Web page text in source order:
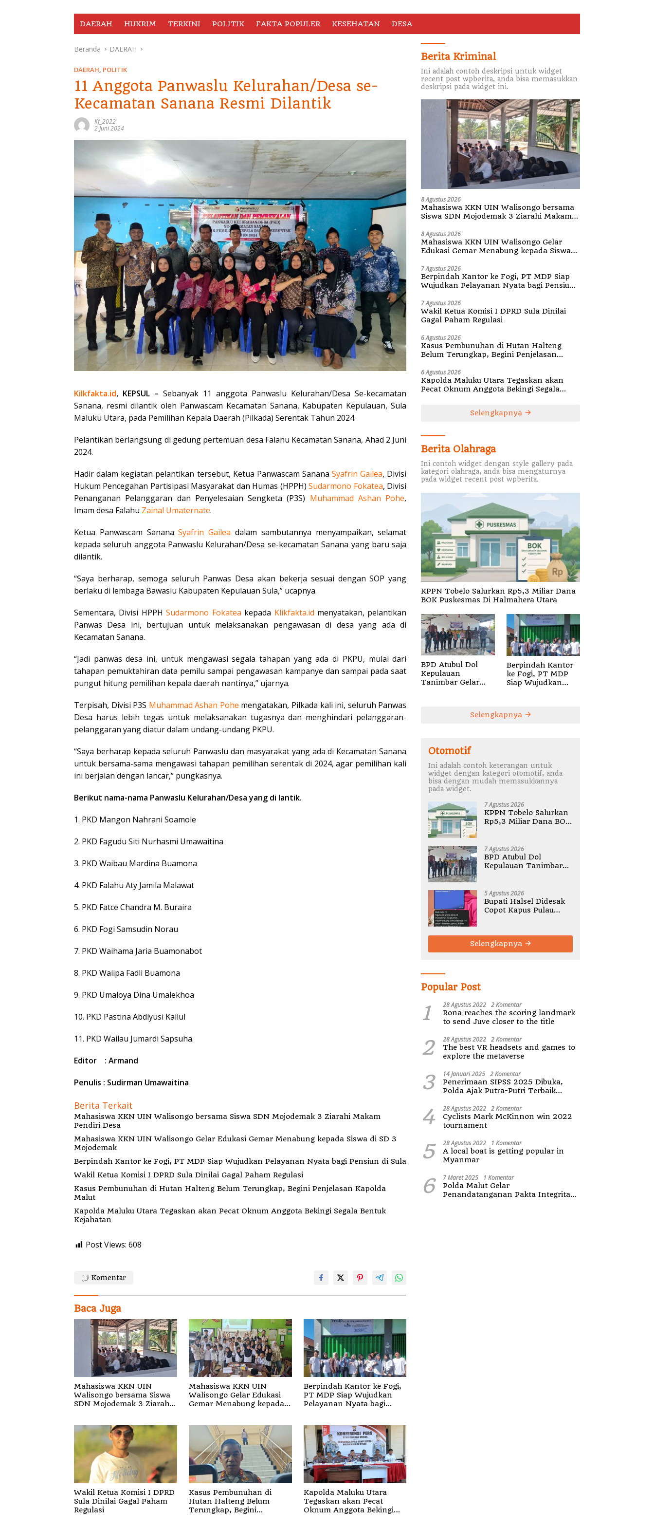
DAERAH HUKRIM TERKINI POLITIK FAKTA POPULER KESEHATAN DESA
Beranda DAERAH
DAERAH, POLITIK
11 Anggota Panwaslu Kelurahan/Desa se-
Kecamatan Sanana Resmi Dilantik
Kf_2022
2 Juni 2024
Kilkfakta.id, KEPSUL – Sebanyak 11 anggota Panwaslu Kelurahan/Desa Se-kecamatan
Sanana, resmi dilantik oleh Panwascam Kecamatan Sanana, Kabupaten Kepulauan, Sula
Maluku Utara, pada Pemilihan Kepala Daerah (Pilkada) Serentak Tahun 2024.
Pelantikan berlangsung di gedung pertemuan desa Falahu Kecamatan Sanana, Ahad 2 Juni
2024.
Hadir dalam kegiatan pelantikan tersebut, Ketua Panwascam SananaSyafrin Gailea, Divisi
Hukum Pencegahan Partisipasi Masyarakat dan Humas (HPPH)Sudarmono Fokatea, Divisi
Penanganan Pelanggaran dan Penyelesaian Sengketa (P3S) Muhammad Ashan Pohe,
Imam desa Falahu Zainal Umaternate.
Ketua Panwascam SananaSyafrin Gailea dalam sambutannya menyampaikan, selamat
kepada seluruh anggota Panwaslu Kelurahan/Desa se-kecamatan Sanana yang baru saja
dilantik.
“Saya berharap, semoga seluruh Panwas Desa akan bekerja sesuai dengan SOP yang
berlaku di lembaga Bawaslu Kabupaten Kepulauan Sula,” ucapnya.
Sementara, Divisi HPPHSudarmono Fokatea kepada Klikfakta.id menyatakan, pelantikan
Panwas Desa ini, bertujuan untuk melaksanakan pengawasan di desa yang ada di
Kecamatan Sanana.
“Jadi panwas desa ini, untuk mengawasi segala tahapan yang ada di PKPU, mulai dari
tahapan pemuktahiran data pemilu sampai pengawasan kampanye dan sampai pada saat
pungut hitung pemilihan kepala daerah nantinya,” ujarnya.
Terpisah, Divisi P3S Muhammad Ashan Pohe mengatakan, Pilkada kali ini, seluruh Panwas
Desa harus lebih tegas untuk melaksanakan tugasnya dan menghindari pelanggaran-
pelanggaran yang diatur dalam undang-undang PKPU.
“Saya berharap kepada seluruh Panwaslu dan masyarakat yang ada di Kecamatan Sanana
untuk bersama-sama mengawasi tahapan pemilihan serentak di 2024, agar pemilihan kali
ini berjalan dengan lancar,” pungkasnya.
Berikut nama-nama Panwaslu Kelurahan/Desa yang di lantik.
1. PKD Mangon Nahrani Soamole
2. PKD Fagudu Siti Nurhasmi Umawaitina
3. PKD Waibau Mardina Buamona
4. PKD Falahu Aty Jamila Malawat
5. PKD Fatce Chandra M. Buraira
6. PKD Fogi Samsudin Norau
7. PKD Waihama Jaria Buamonabot
8. PKD Waiipa Fadli Buamona
9. PKD Umaloya Dina Umalekhoa
10. PKD Pastina Abdiyusi Kailul
11. PKD Wailau Jumardi Sapsuha.
Editor : Armand
Penulis : Sudirman Umawaitina
Berita Terkait
Mahasiswa KKN UIN Walisongo bersama Siswa SDN Mojodemak 3 Ziarahi Makam
Pendiri Desa
Mahasiswa KKN UIN Walisongo Gelar Edukasi Gemar Menabung kepada Siswa di SD 3
Mojodemak
Berpindah Kantor ke Fogi, PT MDP Siap Wujudkan Pelayanan Nyata bagi Pensiun di Sula
Wakil Ketua Komisi I DPRD Sula Dinilai Gagal Paham Regulasi
Kasus Pembunuhan di Hutan Halteng Belum Terungkap, Begini Penjelasan Kapolda
Malut
Kapolda Maluku Utara Tegaskan akan Pecat Oknum Anggota Bekingi Segala Bentuk
Kejahatan
Post Views: 608
Komentar
Baca Juga
Mahasiswa KKN UIN
Walisongo bersama Siswa
SDN Mojodemak 3 Ziarahi
Mahasiswa KKN UIN
Walisongo Gelar Edukasi
Gemar Menabung kepada
Berpindah Kantor ke Fogi,
PT MDP Siap Wujudkan
Pelayanan Nyata bagi
Wakil Ketua Komisi I DPRD
Sula Dinilai Gagal Paham
Regulasi
Kasus Pembunuhan di
Hutan Halteng Belum
Terungkap, Begini
Kapolda Maluku Utara
Tegaskan akan Pecat
Oknum Anggota Bekingi
Berita Kriminal
Ini adalah contoh deskripsi untuk widget
recent post wpberita, anda bisa memasukkan
deskripsi pada widget ini.
8 Agustus 2026
Mahasiswa KKN UIN Walisongo bersama
Siswa SDN Mojodemak 3 Ziarahi Makam
8 Agustus 2026
Mahasiswa KKN UIN Walisongo Gelar
Edukasi Gemar Menabung kepada Siswa
7 Agustus 2026
Berpindah Kantor ke Fogi, PT MDP Siap
Wujudkan Pelayanan Nyata bagi Pensiun
7 Agustus 2026
Wakil Ketua Komisi I DPRD Sula Dinilai
Gagal Paham Regulasi
6 Agustus 2026
Kasus Pembunuhan di Hutan Halteng
Belum Terungkap, Begini Penjelasan
6 Agustus 2026
Kapolda Maluku Utara Tegaskan akan
Pecat Oknum Anggota Bekingi Segala
Selengkapnya
Berita Olahraga
Ini contoh widget dengan style gallery pada
kategori olahraga, anda bisa mengaturnya
pada widget recent post wpberita.
KPPN Tobelo Salurkan Rp5,3 Miliar Dana
BOK Puskesmas Di Halmahera Utara
BPD Atubul Dol
Kepulauan
Tanimbar Gelar
Berpindah Kantor
ke Fogi, PT MDP
Siap Wujudkan
Selengkapnya
Otomotif
Ini adalah contoh keterangan untuk
widget dengan kategori otomotif, anda
bisa dengan mudah memasukkannya
pada widget.
7 Agustus 2026
KPPN Tobelo Salurkan
Rp5,3 Miliar Dana BOK
7 Agustus 2026
BPD Atubul Dol
Kepulauan Tanimbar
5 Agustus 2026
Bupati Halsel Didesak
Copot Kapus Pulau
Selengkapnya
Popular Post
1 28 Agustus 2022 2 Komentar
Rona reaches the scoring landmark
to send Juve closer to the title
2 28 Agustus 2022 2 Komentar
The best VR headsets and games to
explore the metaverse
3 14 Januari 2025 2 Komentar
Penerimaan SIPSS 2025 Dibuka,
Polda Ajak Putra-Putri Terbaik
4 28 Agustus 2022 2 Komentar
Cyclists Mark McKinnon win 2022
tournament
5 28 Agustus 2022 1 Komentar
A local boat is getting popular in
Myanmar
6 7 Maret 2025 1 Komentar
Polda Malut Gelar
Penandatanganan Pakta Integritas